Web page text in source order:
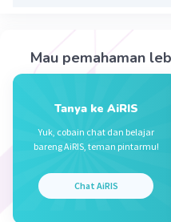
kesehatan tubuh
Mau pemahaman
Tanya ke AiRIS
Yuk, cobain chat dan belajar
bareng AiRIS, teman pintarmu!
Chat AiRIS